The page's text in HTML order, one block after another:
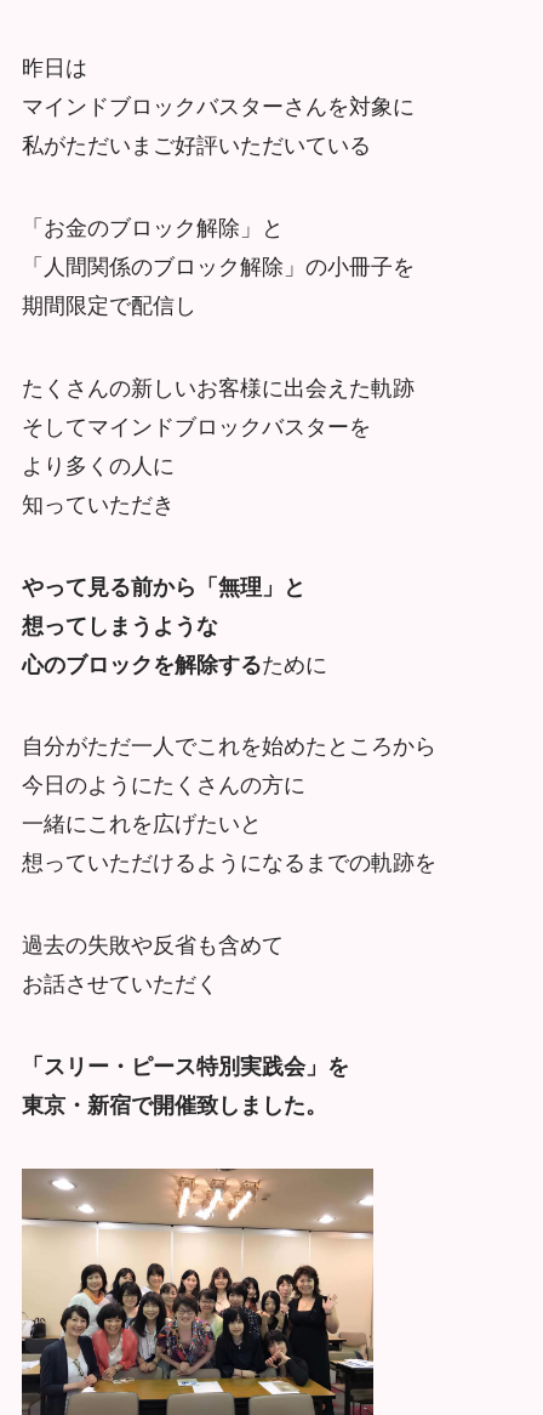
昨日は
マインドブロックバスターさんを対象に
私がただいまご好評いただいている
「お金のブロック解除」と
「人間関係のブロック解除」の小冊子を
期間限定で配信し
たくさんの新しいお客様に出会えた軌跡
そしてマインドブロックバスターを
より多くの人に
知っていただき
やって見る前から「無理」と
想ってしまうような
心のブロックを解除するために
自分がただ一人でこれを始めたところから
今日のようにたくさんの方に
一緒にこれを広げたいと
想っていただけるようになるまでの軌跡を
過去の失敗や反省も含めて
お話させていただく
「スリー・ピース特別実践会」を
東京・新宿で開催致しました。